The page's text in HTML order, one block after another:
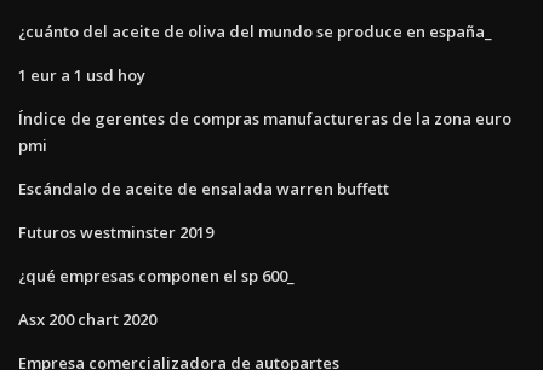
¿cuánto del aceite de oliva del mundo se produce en españa_
1 eur a 1 usd hoy
Índice de gerentes de compras manufactureras de la zona euro
pmi
Escándalo de aceite de ensalada warren buffett
Futuros westminster 2019
¿qué empresas componen el sp 600_
Asx 200 chart 2020
Empresa comercializadora de autopartes